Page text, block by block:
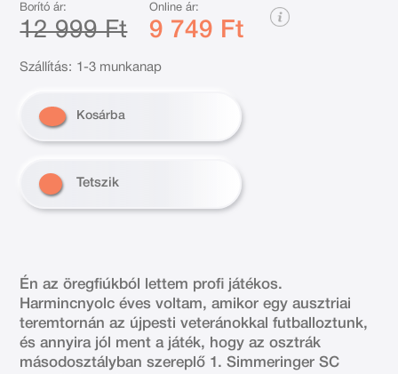
Borító ár:
12 999 Ft
Online ár:
9 749 Ft
Szállítás: 1-3 munkanap
Kosárba
Tetszik
Én az öregfiúkból lettem profi játékos.
Harmincnyolc éves voltam, amikor egy ausztriai
teremtornán az újpesti veteránokkal futballoztunk,
és annyira jól ment a játék, hogy az osztrák
másodosztályban szereplő 1. Simmeringer SC